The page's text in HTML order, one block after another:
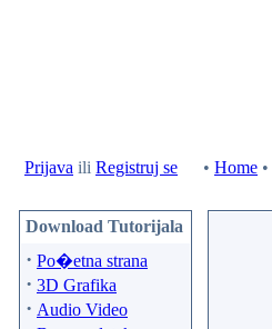
Prijava ili Registruj se • Home •
Download Tutorijala
· Po�etna strana
· 3D Grafika
· Audio Video